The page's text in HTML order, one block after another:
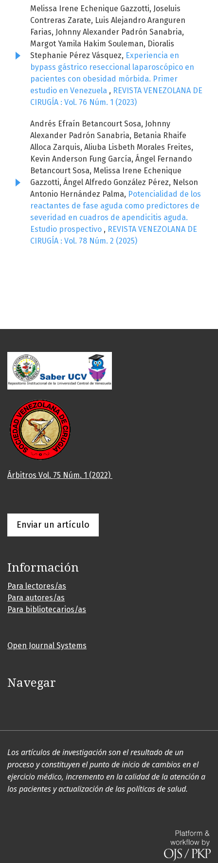
Melissa Irene Echenique Gazzotti, Joseluis
Contreras Zarate, Luis Alejandro Aranguren
Farias, Johnny Alexander Padrón Sanabria,
Margot Yamila Hakim Souleman, Dioralis
Stephanie Pérez Vásquez, Experiencia en
bypass gástrico reseccional laparoscópico en
pacientes con obesidad mórbida. Primer
estudio en Venezuela , REVISTA VENEZOLANA DE
CIRUGÍA : Vol. 76 Núm. 1 (2023)
Andrés Efraín Betancourt Sosa, Johnny
Alexander Padrón Sanabria, Betania Rhaife
Alloca Zarquis, Aliuba Lisbeth Morales Freites,
Kevin Anderson Fung García, Ángel Fernando
Betancourt Sosa, Melissa Irene Echenique
Gazzotti, Ángel Alfredo González Pérez, Nelson
Antonio Hernández Palma, Potencialidad de los
reactantes de fase aguda como predictores de
severidad en cuadros de apendicitis aguda.
Estudio prospectivo , REVISTA VENEZOLANA DE
CIRUGÍA : Vol. 78 Núm. 2 (2025)
Árbitros Vol. 75 Núm. 1 (2022)
Enviar un artículo
Información
Para lectores/as
Para autores/as
Para bibliotecarios/as
Open Journal Systems
Navegar
Los artículos de investigación son el resultado de un
proceso y constituyen el punto de inicio de cambios en el
ejercicio médico, incremento en la calidad de la atención a
los pacientes y actualización de las políticas de salud.